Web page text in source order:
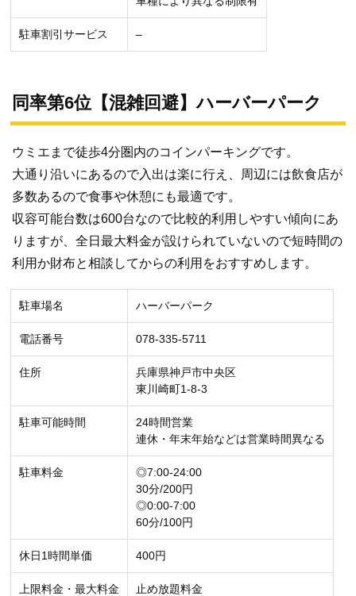
駐車割引サービス –
同率第6位【混雑回避】ハーバーパーク
ウミエまで徒歩4分圏内のコインパーキングです。
大通り沿いにあるので入出は楽に行え、周辺には飲食店が
多数あるので食事や休憩にも最適です。
収容可能台数は600台なので比較的利用しやすい傾向にあ
りますが、全日最大料金が設けられていないので短時間の
利用か財布と相談してからの利用をおすすめします。
駐車場名 ハーバーパーク
電話番号 078-335-5711
住所
兵庫県神戸市中央区
東川崎町1-8-3
駐車可能時間
24時間営業
連休・年末年始などは営業時間異なる
駐車料金
◎7:00-24:00
30分/200円
◎0:00-7:00
60分/100円
休日1時間単価 400円
上限料金・最大料金
止め放題料金